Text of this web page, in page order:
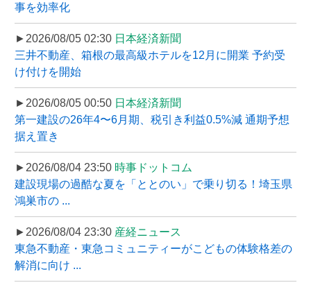
事を効率化
►2026/08/05 02:30 日本経済新聞
三井不動産、箱根の最高級ホテルを12月に開業 予約受
け付けを開始
►2026/08/05 00:50 日本経済新聞
第一建設の26年4〜6月期、税引き利益0.5%減 通期予想
据え置き
►2026/08/04 23:50 時事ドットコム
建設現場の過酷な夏を「ととのい」で乗り切る！埼玉県
鴻巣市の ...
►2026/08/04 23:30 産経ニュース
東急不動産・東急コミュニティーがこどもの体験格差の
解消に向け ...